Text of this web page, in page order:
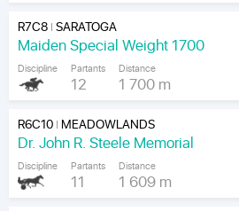
R7C8|SARATOGA
Maiden Special Weight 1700
Discipline Partants
12
Distance
1 700 m
R6C10| MEADOWLANDS
Dr. John R. Steele Memorial
Discipline Partants
11
Distance
1 609 m